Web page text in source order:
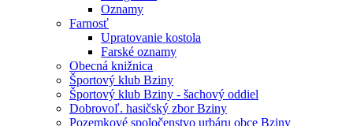
Oznamy
Farnosť
Upratovanie kostola
Farské oznamy
Obecná knižnica
Športový klub Bziny
Športový klub Bziny - šachový oddiel
Dobrovoľ. hasičský zbor Bziny
Pozemkové spoločenstvo urbáru obce Bziny